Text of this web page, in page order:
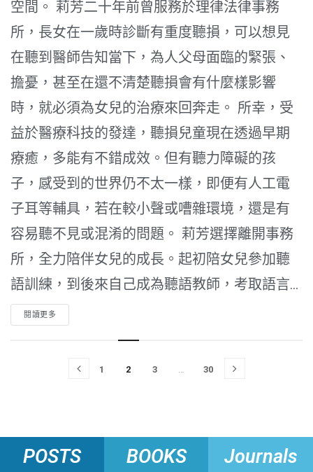
空間。 莉芳二十年前曾服務於理律法律事務
所，長女在一歲時診斷有重度聽損，可以想見
在聽到醫師告知當下，為人父母面臨的緊張、
擔憂，甚至在還不清楚聽損會有什麼樣影響
時，就必須為女兒的治療來回奔走。 所幸，受
益於醫療科技的發達，聽損兒童現在透過早期
療癒，多能有不錯成效。但有聽力障礙的孩
子，感受到的世界仍不太一樣，即便有人工電
子耳等輔具，若在較小聲或嘈雜環境，還是有
容易聽不見或混淆的問題。 莉芳選擇離開事務
所，全力陪伴女兒的成長。起初陪女兒參加聽
語訓練，到後來自己成為聽語教師，考取語言...
閱讀更多
1 2 3 … 30
POSTS BOOKS Journals